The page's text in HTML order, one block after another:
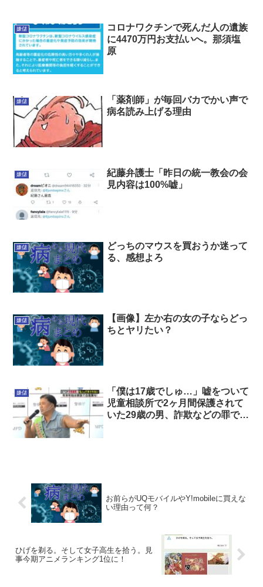
嫌儲
コロナワクチンで死んだ人の遺族
に4470万円お支払いへ。那須塩
原
嫌儲
「薬剤師」が毎回バカでかい声で
病名読み上げる理由
嫌儲
紀藤弁護士「昨日の統一教会の会
見内容は100%嘘」
嫌儲
どっちのマウスを買おうか迷って
る、感想よろ
嫌儲
【画像】左か右の女の子ならどっ
ちとヤリたい？
嫌儲
「僕は17歳でしゅ…」嘘をついて
児童相談所で2ヶ月間保護されて
いた29歳の男、詐欺などの罪で起
お前らがUQモバイルやY!mobileに買えな
い理由って何？
ひげを剃る。そして女子高生を拾う。見
事今期アニメランキング1位に！